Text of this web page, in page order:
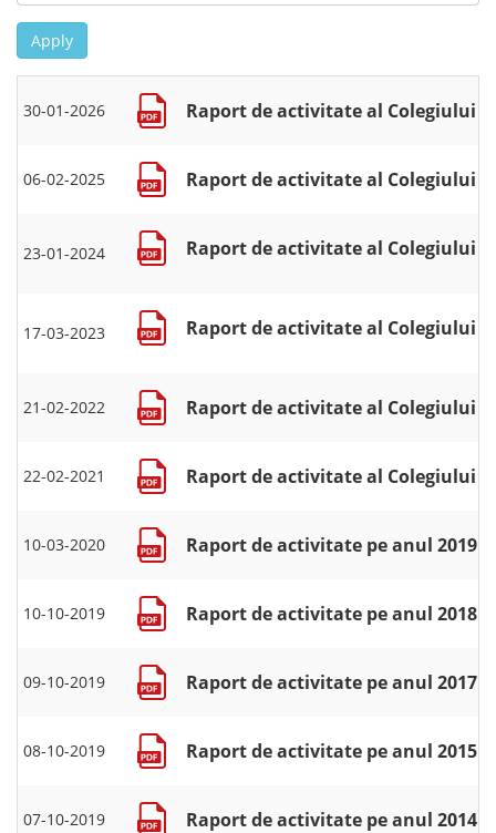
Apply
30-01-2026 Raport de activitate al Colegiului
06-02-2025 Raport de activitate al Colegiului
23-01-2024 Raport de activitate al Colegiului
17-03-2023 Raport de activitate al Colegiului
21-02-2022 Raport de activitate al Colegiului
22-02-2021 Raport de activitate al Colegiului
10-03-2020 Raport de activitate pe anul 2019
10-10-2019 Raport de activitate pe anul 2018
09-10-2019 Raport de activitate pe anul 2017
08-10-2019 Raport de activitate pe anul 2015
07-10-2019 Raport de activitate pe anul 2014